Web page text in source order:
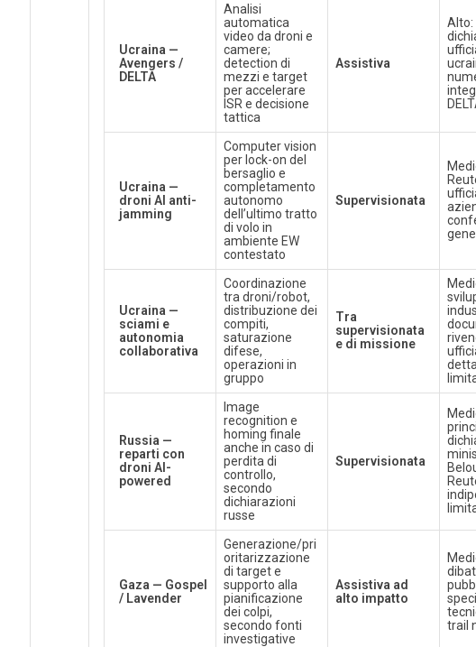
Ucraina —
Avengers /
DELTA
Analisi
automatica
video da droni e
camere;
detection di
mezzi e target
per accelerare
ISR e decisione
tattica
Assistiva
Alto:
Ucraina —
droni AI anti-
jamming
Computer vision
per lock-on del
bersaglio e
completamento
autonomo
dell’ultimo tratto
di volo in
ambiente EW
contestato
Supervisionata
Ucraina —
sciami e
autonomia
collaborativa
Coordinazione
tra droni/robot,
distribuzione dei
compiti,
saturazione
difese,
operazioni in
gruppo
Tra
supervisionata
e di missione
Russia —
reparti con
droni AI-
powered
Image
recognition e
homing finale
anche in caso di
perdita di
controllo,
secondo
dichiarazioni
russe
Supervisionata
Gaza — Gospel
/ Lavender
Generazione/pri
oritarizzazione
di target e
supporto alla
pianificazione
dei colpi,
secondo fonti
investigative
Assistiva ad
alto impatto
trail